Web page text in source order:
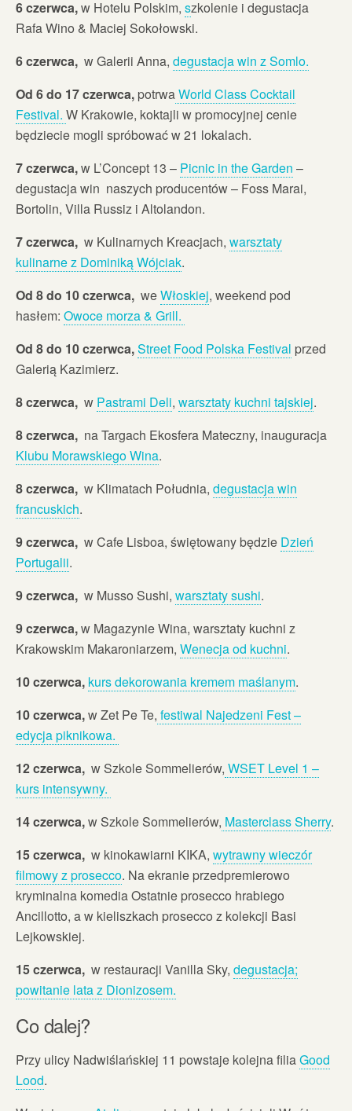
6 czerwca,w Hotelu Polskim, szkolenie i degustacja
Rafa Wino & Maciej Sokołowski.
6 czerwca, w Galerii Anna, degustacja win z Somlo.
Od 6 do 17 czerwca, potrwaWorld Class Cocktail
Festival. W Krakowie, koktajli w promocyjnej cenie
będziecie mogli spróbować w 21 lokalach.
7 czerwca,w L’Concept 13 – Picnic in the Garden –
degustacja win naszych producentów – Foss Marai,
Bortolin, Villa Russiz i Altolandon.
7 czerwca, w Kulinarnych Kreacjach, warsztaty
kulinarne z Dominiką Wójciak.
Od 8 do 10 czerwca, weWłoskiej, weekend pod
hasłem: Owoce morza & Grill.
Od 8 do 10 czerwca,Street Food Polska Festival przed
Galerią Kazimierz.
8 czerwca, w Pastrami Deli, warsztaty kuchni tajskiej.
8 czerwca, na Targach Ekosfera Mateczny, inauguracja
Klubu Morawskiego Wina.
8 czerwca, w Klimatach Południa, degustacja win
francuskich.
9 czerwca, w Cafe Lisboa, świętowany będzie Dzień
Portugalii.
9 czerwca, w Musso Sushi, warsztaty sushi.
9 czerwca,w Magazynie Wina, warsztaty kuchni z
Krakowskim Makaroniarzem, Wenecja od kuchni.
10 czerwca, kurs dekorowania kremem maślanym.
10 czerwca,w Zet Pe Te, festiwal Najedzeni Fest –
edycja piknikowa.
12 czerwca, w Szkole Sommelierów, WSET Level 1 –
kurs intensywny.
14 czerwca,w Szkole Sommelierów, Masterclass Sherry.
15 czerwca, w kinokawiarni KIKA, wytrawny wieczór
filmowy z prosecco. Na ekranie przedpremierowo
kryminalna komedia Ostatnie prosecco hrabiego
Ancillotto, a w kieliszkach prosecco z kolekcji Basi
Lejkowskiej.
15 czerwca, w restauracji Vanilla Sky, degustacja;
powitanie lata z Dionizosem.
Co dalej?
Przy ulicy Nadwiślańskiej 11 powstaje kolejna filiaGood
Lood.